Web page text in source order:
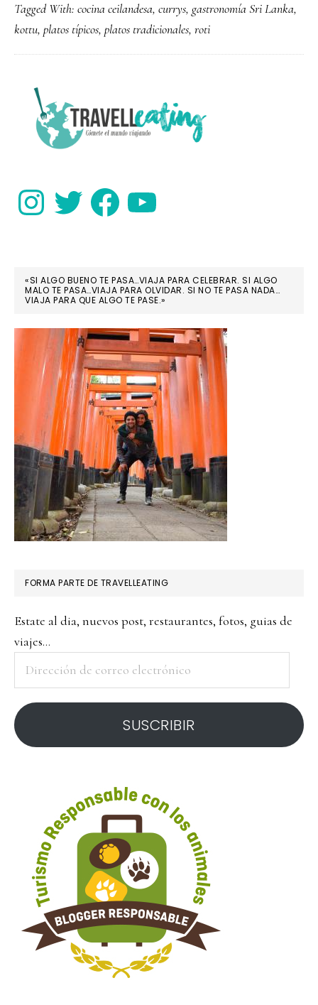
en
Sri
Lanka
platos
Tagged With: cocina ceilandesa, currys, gastronomía Sri Lanka,
kottu, platos típicos, platos tradicionales, roti
PRIMARY
SIDEBAR
InstagramTwitter FacebookYouTube
«SI ALGO BUENO TE PASA…VIAJA PARA CELEBRAR. SI ALGO
MALO TE PASA…VIAJA PARA OLVIDAR. SI NO TE PASA NADA…
VIAJA PARA QUE ALGO TE PASE.»
FORMA PARTE DE TRAVELLEATING
Estate al dia, nuevos post, restaurantes, fotos, guias de
viajes...
correo
electrónico
SUSCRIBIR